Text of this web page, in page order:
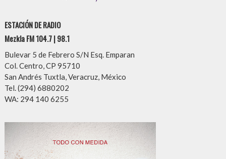
ESTACIÓN DE RADIO
Mezkla FM 104.7 | 98.1
Bulevar 5 de Febrero S/N Esq. Emparan
Col. Centro, CP 95710
San Andrés Tuxtla, Veracruz, México
Tel. (294) 6880202
WA: 294 140 6255